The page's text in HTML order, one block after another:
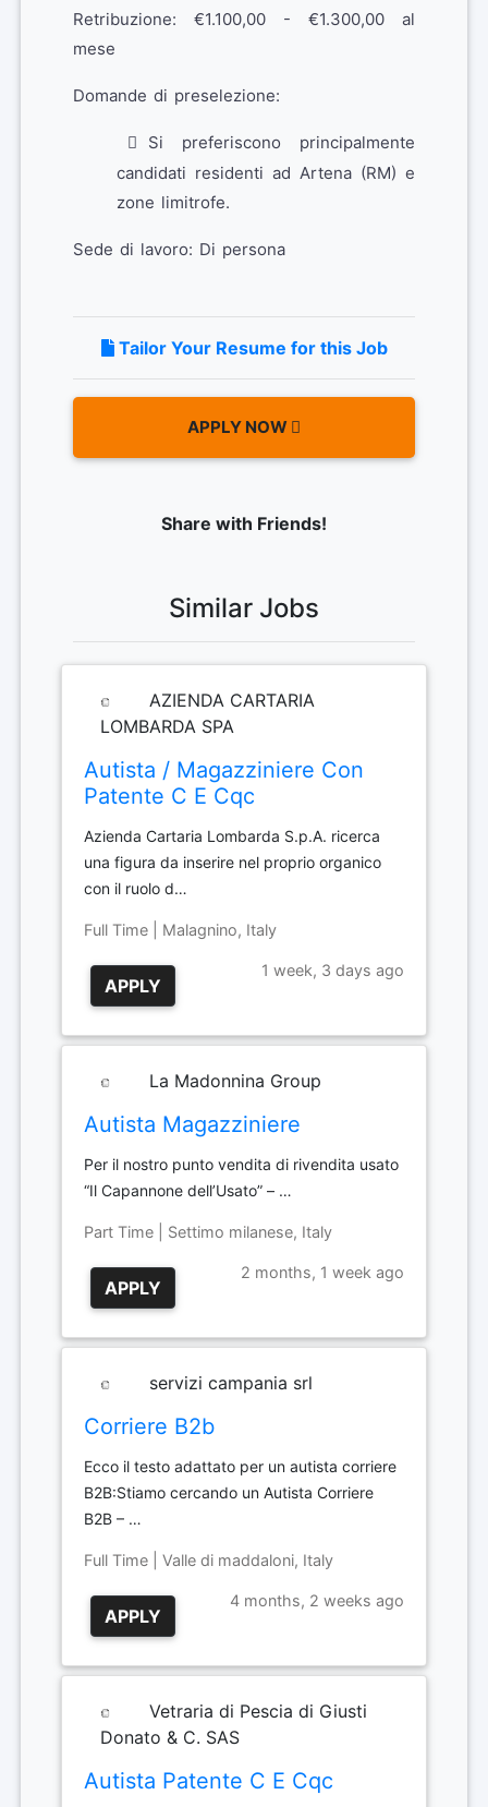
Retribuzione: €1.100,00 - €1.300,00 al
mese
Domande di preselezione:
Si preferiscono principalmente
candidati residenti ad Artena (RM) e
zone limitrofe.
Sede di lavoro: Di persona
Tailor Your Resume for this Job
APPLY NOW
Share with Friends!
Similar Jobs
AZIENDA CARTARIA
LOMBARDA SPA
Autista / Magazziniere Con
Patente C E Cqc
Azienda Cartaria Lombarda S.p.A. ricerca
una figura da inserire nel proprio organico
con il ruolo d…
Full Time | Malagnino, Italy
APPLY
1 week, 3 days ago
La Madonnina Group
Autista Magazziniere
Per il nostro punto vendita di rivendita usato
“Il Capannone dell’Usato” – …
Part Time | Settimo milanese, Italy
APPLY
2 months, 1 week ago
servizi campania srl
Corriere B2b
Ecco il testo adattato per un autista corriere
B2B:Stiamo cercando un Autista Corriere
B2B – …
Full Time | Valle di maddaloni, Italy
APPLY
4 months, 2 weeks ago
Vetraria di Pescia di Giusti
Donato & C. SAS
Autista Patente C E Cqc